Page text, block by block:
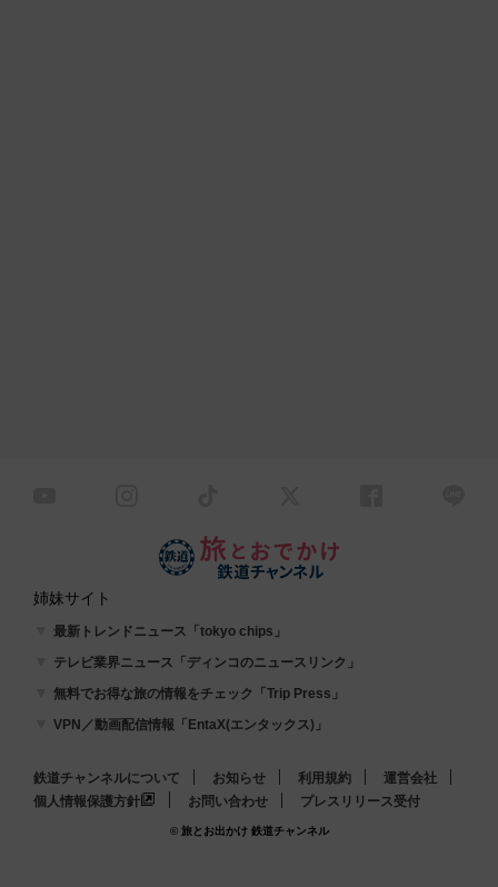
姉妹サイト
最新トレンドニュース「tokyo chips」
テレビ業界ニュース「ディンコのニュースリンク」
無料でお得な旅の情報をチェック「Trip Press」
VPN／動画配信情報「EntaX(エンタックス)」
鉄道チャンネルについて お知らせ 利用規約
運営会社
個人情報保護方針
お問い合わせ プレスリリース受付
© 旅とお出かけ 鉄道チャンネル